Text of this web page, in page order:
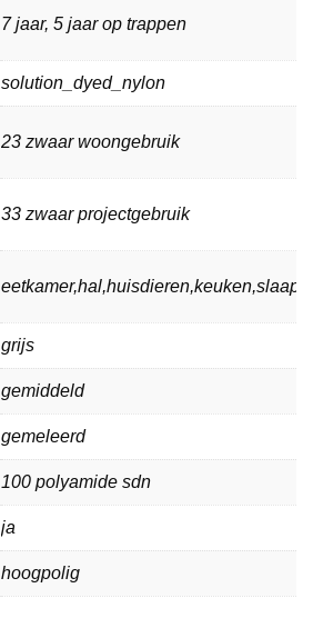
7 jaar, 5 jaar op trappen
solution_dyed_nylon
23 zwaar woongebruik
33 zwaar projectgebruik
grijs
gemiddeld
gemeleerd
100 polyamide sdn
ja
hoogpolig